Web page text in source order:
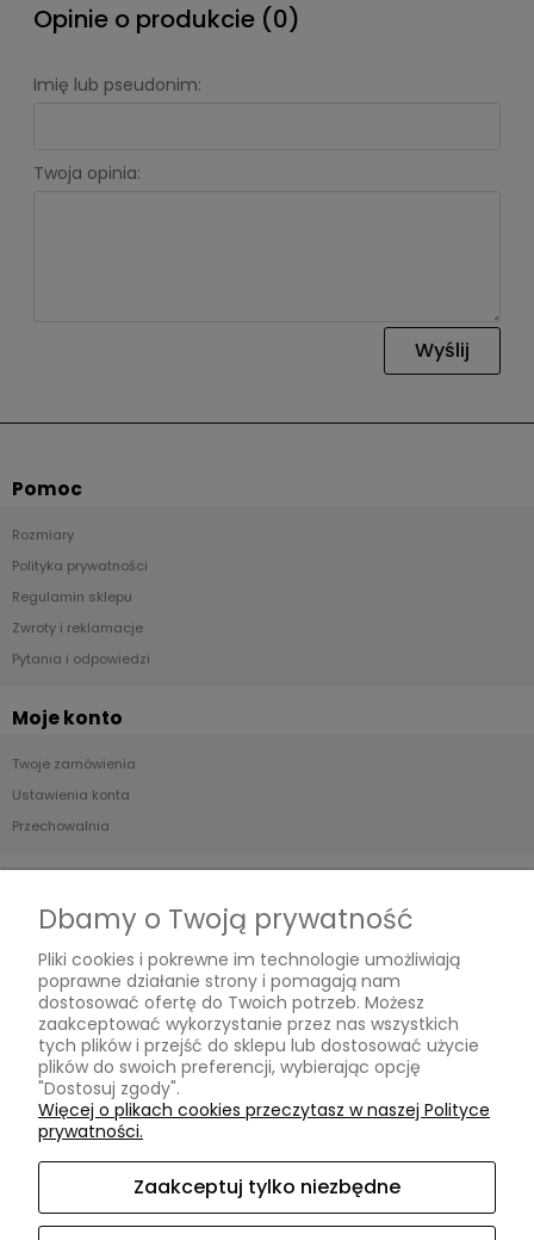
Opinie o produkcie (0)
Imię lub pseudonim:
Twoja opinia:
Wyślij
Pomoc
Rozmiary
Polityka prywatności
Regulamin sklepu
Zwroty i reklamacje
Pytania i odpowiedzi
Moje konto
Twoje zamówienia
Ustawienia konta
Przechowalnia
Formy płatności
Czas i koszty dostawy
Czas realizacji zamówienia
Informacje
O nas
Kontakt
Dbamy o Twoją prywatność
Pliki cookies i pokrewne im technologie umożliwiają
poprawne działanie strony i pomagają nam
dostosować ofertę do Twoich potrzeb. Możesz
zaakceptować wykorzystanie przez nas wszystkich
tych plików i przejść do sklepu lub dostosować użycie
plików do swoich preferencji, wybierając opcję
"Dostosuj zgody".
Więcej o plikach cookies przeczytasz w naszej Polityce
prywatności.
Zaakceptuj tylko niezbędne